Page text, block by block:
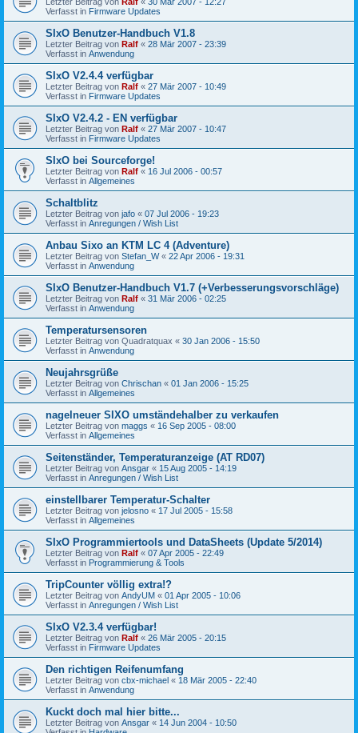
Verfasst in Firmware Updates
SIxO Benutzer-Handbuch V1.8
Letzter Beitrag von Ralf « 28 Mär 2007 - 23:39
Verfasst in Anwendung
SIxO V2.4.4 verfügbar
Letzter Beitrag von Ralf « 27 Mär 2007 - 10:49
Verfasst in Firmware Updates
SIxO V2.4.2 - EN verfügbar
Letzter Beitrag von Ralf « 27 Mär 2007 - 10:47
Verfasst in Firmware Updates
SIxO bei Sourceforge!
Letzter Beitrag von Ralf « 16 Jul 2006 - 00:57
Verfasst in Allgemeines
Schaltblitz
Letzter Beitrag von jafo « 07 Jul 2006 - 19:23
Verfasst in Anregungen / Wish List
Anbau Sixo an KTM LC 4 (Adventure)
Letzter Beitrag von Stefan_W« 22 Apr 2006 - 19:31
Verfasst in Anwendung
SIxO Benutzer-Handbuch V1.7 (+Verbesserungsvorschläge)
Letzter Beitrag von Ralf « 31 Mär 2006 - 02:25
Verfasst in Anwendung
Temperatursensoren
Letzter Beitrag von Quadratquax « 30 Jan 2006 - 15:50
Verfasst in Anwendung
Neujahrsgrüße
Letzter Beitrag von Chrischan « 01 Jan 2006 - 15:25
Verfasst in Allgemeines
nagelneuer SIXO umständehalber zu verkaufen
Letzter Beitrag von maggs « 16 Sep 2005 - 08:00
Verfasst in Allgemeines
Seitenständer, Temperaturanzeige (AT RD07)
Letzter Beitrag von Ansgar « 15 Aug 2005 - 14:19
Verfasst in Anregungen / Wish List
einstellbarer Temperatur-Schalter
Letzter Beitrag von jelosno « 17 Jul 2005 - 15:58
Verfasst in Allgemeines
SIxO Programmiertools und DataSheets (Update 5/2014)
Letzter Beitrag von Ralf « 07 Apr 2005 - 22:49
Verfasst in Programmierung & Tools
TripCounter völlig extra!?
Letzter Beitrag von AndyUM « 01 Apr 2005 - 10:06
Verfasst in Anregungen / Wish List
SIxO V2.3.4 verfügbar!
Letzter Beitrag von Ralf « 26 Mär 2005 - 20:15
Verfasst in Firmware Updates
Den richtigen Reifenumfang
Letzter Beitrag von cbx-michael « 18 Mär 2005 - 22:40
Verfasst in Anwendung
Kuckt doch mal hier bitte...
Letzter Beitrag von Ansgar « 14 Jun 2004 - 10:50